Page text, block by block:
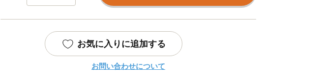
お気に入りに追加する
お問い合わせについて